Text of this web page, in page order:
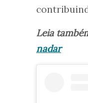
Leia
nadar